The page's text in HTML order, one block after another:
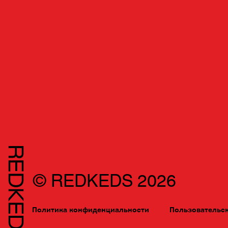
© REDKEDS 2026
Политика конфиденциальности